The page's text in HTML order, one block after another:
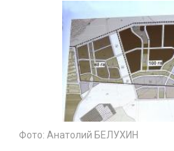
Фото: Анатолий БЕЛУХИН